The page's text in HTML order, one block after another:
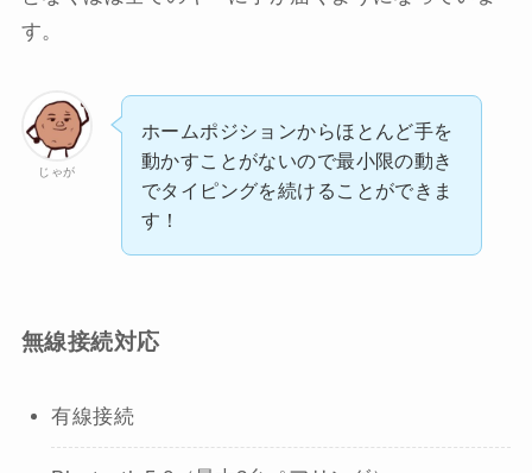
す。
じゃが
ホームポジションからほとんど手を
動かすことがないので最小限の動き
でタイピングを続けることができま
す！
無線接続対応
有線接続